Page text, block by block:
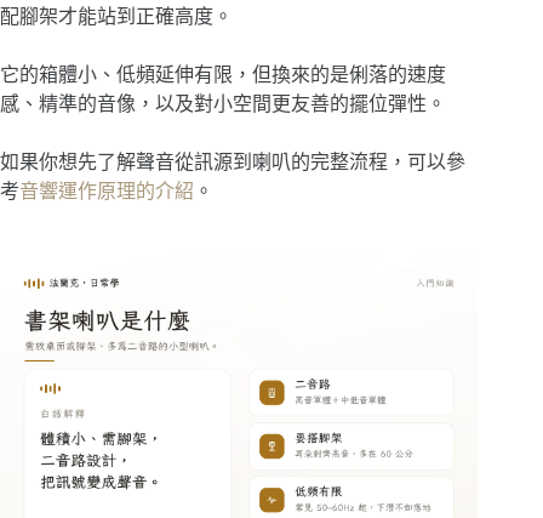
配腳架才能站到正確高度。
它的箱體小、低頻延伸有限，但換來的是俐落的速度
感、精準的音像，以及對小空間更友善的擺位彈性。
如果你想先了解聲音從訊源到喇叭的完整流程，可以參
考音響運作原理的介紹 。